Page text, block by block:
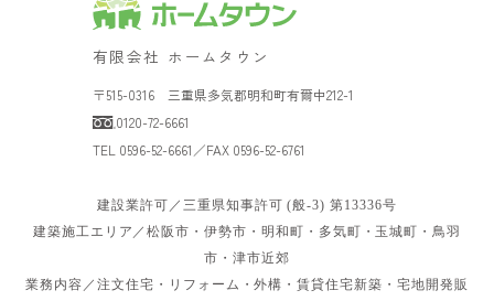
有限会社 ホームタウン
〒515-0316 三重県多気郡明和町有爾中212-1
0120-72-6661
TEL 0596-52-6661／FAX 0596-52-6761
建設業許可／三重県知事許可 (般-3) 第13336号
建築施工エリア／松阪市・伊勢市・明和町・多気町・玉城町・鳥羽
市・津市近郊
業務内容／注文住宅・リフォーム・外構・賃貸住宅新築・宅地開発販